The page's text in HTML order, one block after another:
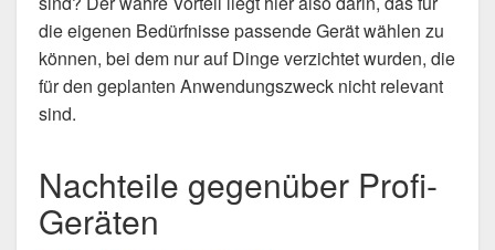
die eigenen Bedürfnisse passende Gerät wählen zu
können, bei dem nur auf Dinge verzichtet wurden, die
für den geplanten Anwendungszweck nicht relevant
sind.
Nachteile gegenüber Profi-
Geräten